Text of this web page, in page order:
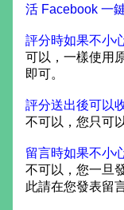
活 Facebook 一
評分時如果不小
可以，一樣使用
即可。
評分送出後可以
不可以，您只可
留言時如果不小
不可以，您一旦
此請在您發表留